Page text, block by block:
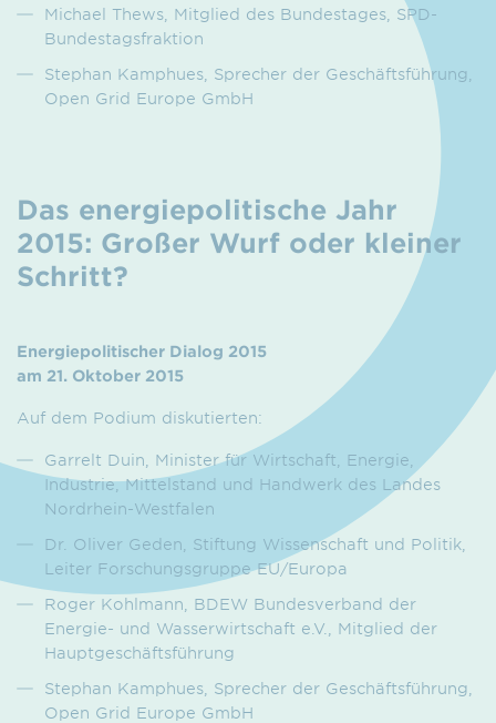
Michael Thews, Mitglied des Bundestages, SPD-
Bundestagsfraktion
Stephan Kamphues, Sprecher der Geschäftsführung,
Open Grid Europe GmbH
Das energiepolitische Jahr
2015: Großer Wurf oder kleiner
Schritt?
Energiepolitischer Dialog 2015
am 21. Oktober 2015
Auf dem Podium diskutierten:
Garrelt Duin, Minister für Wirtschaft, Energie,
Industrie, Mittelstand und Handwerk des Landes
Nordrhein-Westfalen
Dr. Oliver Geden, Stiftung Wissenschaft und Politik,
Leiter Forschungsgruppe EU/Europa
Roger Kohlmann, BDEW Bundesverband der
Energie- und Wasserwirtschaft e.V., Mitglied der
Hauptgeschäftsführung
Stephan Kamphues, Sprecher der Geschäftsführung,
Open Grid Europe GmbH